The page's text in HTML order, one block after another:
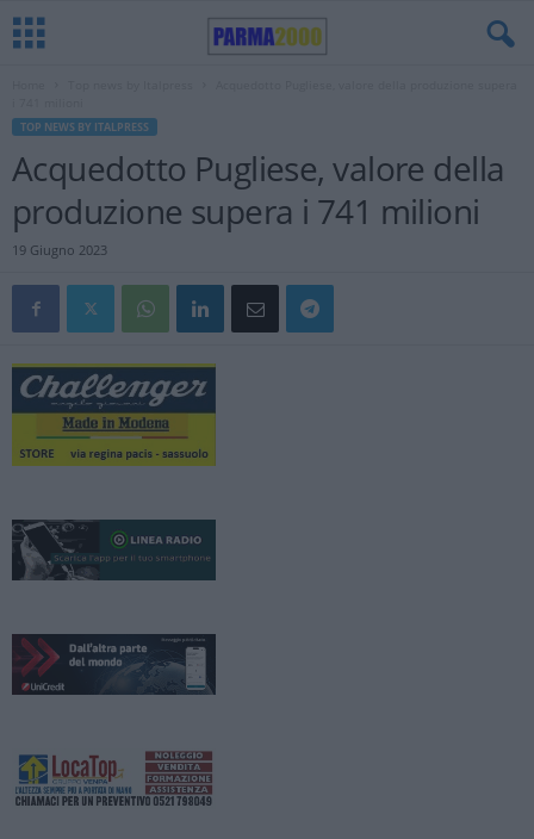
TOP NEWS BY ITALPRESS
Acquedotto Pugliese, valore della
produzione supera i 741 milioni
19 Giugno 2023